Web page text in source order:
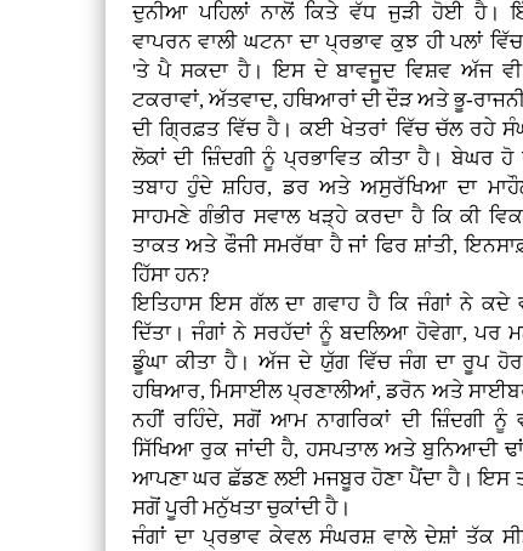
ਦੁਨੀਆ ਪਹਿਲਾਂ ਨਾਲੋਂ ਕਿਤੇ ਵੱਧ ਜੁੜੀ ਹੋਈ ਹੈ।
ਵਾਪਰਨ ਵਾਲੀ ਘਟਨਾ ਦਾ ਪ੍ਰਭਾਵ ਕੁਝ ਹੀ ਪਲਾਂ
'ਤੇ ਪੈ ਸਕਦਾ ਹੈ। ਇਸ ਦੇ ਬਾਵਜੂਦ ਵਿਸ਼ਵ ਅੱਜ ਵੀ
ਟਕਰਾਵਾਂ, ਅੱਤਵਾਦ, ਹਥਿਆਰਾਂ ਦੀ ਦੌੜ ਅਤੇ ਭੂ-
ਦੀ ਗ੍ਰਿਫ਼ਤ ਵਿੱਚ ਹੈ। ਕਈ ਖੇਤਰਾਂ ਵਿੱਚ ਚੱਲ ਰਹੇ
ਲੋਕਾਂ ਦੀ ਜ਼ਿੰਦਗੀ ਨੂੰ ਪ੍ਰਭਾਵਿਤ ਕੀਤਾ ਹੈ। ਬੇਘਰ ਹੋ
ਤਬਾਹ ਹੁੰਦੇ ਸ਼ਹਿਰ, ਡਰ ਅਤੇ ਅਸੁਰੱਖਿਆ ਦਾ
ਸਾਹਮਣੇ ਗੰਭੀਰ ਸਵਾਲ ਖੜ੍ਹੇ ਕਰਦਾ ਹੈ ਕਿ ਕੀ
ਤਾਕਤ ਅਤੇ ਫੌਜੀ ਸਮਰੱਥਾ ਹੈ ਜਾਂ ਫਿਰ ਸ਼ਾਂਤੀ,
ਹਿੱਸਾ ਹਨ?
ਇਤਿਹਾਸ ਇਸ ਗੱਲ ਦਾ ਗਵਾਹ ਹੈ ਕਿ ਜੰਗਾਂ ਨੇ ਕਦੇ
ਦਿੱਤਾ। ਜੰਗਾਂ ਨੇ ਸਰਹੱਦਾਂ ਨੂੰ ਬਦਲਿਆ ਹੋਵੇਗਾ,
ਡੂੰਘਾ ਕੀਤਾ ਹੈ। ਅੱਜ ਦੇ ਯੁੱਗ ਵਿੱਚ ਜੰਗ ਦਾ ਰੂਪ
ਹਥਿਆਰ, ਮਿਸਾਈਲ ਪ੍ਰਣਾਲੀਆਂ, ਡਰੋਨ ਅਤੇ
ਨਹੀਂ ਰਹਿੰਦੇ, ਸਗੋਂ ਆਮ ਨਾਗਰਿਕਾਂ ਦੀ ਜ਼ਿੰਦਗੀ
ਸਿੱਖਿਆ ਰੁਕ ਜਾਂਦੀ ਹੈ, ਹਸਪਤਾਲ ਅਤੇ ਬੁਨਿਆਦੀ
ਆਪਣਾ ਘਰ ਛੱਡਣ ਲਈ ਮਜਬੂਰ ਹੋਣਾ ਪੈਂਦਾ ਹੈ। ਇਸ
ਸਗੋਂ ਪੂਰੀ ਮਨੁੱਖਤਾ ਚੁਕਾਂਦੀ ਹੈ।
ਜੰਗਾਂ ਦਾ ਪ੍ਰਭਾਵ ਕੇਵਲ ਸੰਘਰਸ਼ ਵਾਲੇ ਦੇਸ਼ਾਂ ਤੱਕ